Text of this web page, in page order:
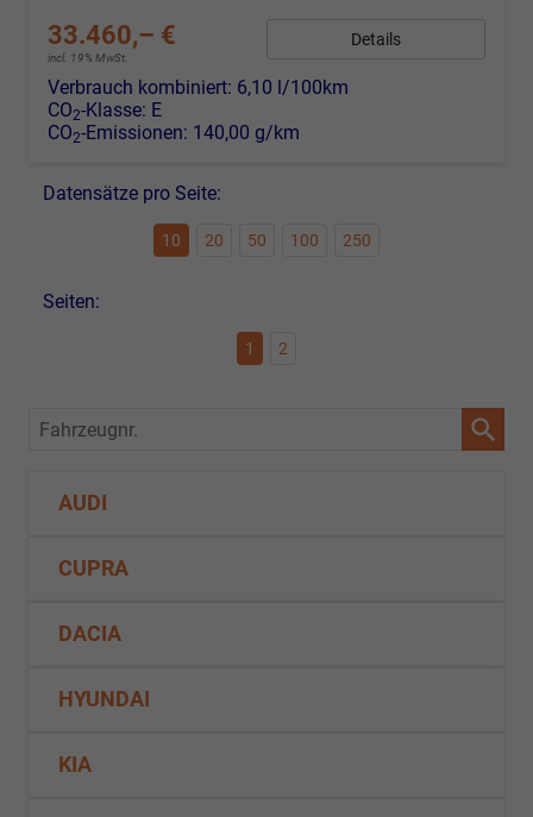
33.460,– €
incl. 19% MwSt.
Details
Verbrauch kombiniert: 6,10 l/100km
CO2-Klasse: E
CO2-Emissionen: 140,00 g/km
Datensätze pro Seite:
10 20 50 100 250
Seiten:
1 2
Fahrzeugnr.
AUDI
CUPRA
DACIA
HYUNDAI
KIA